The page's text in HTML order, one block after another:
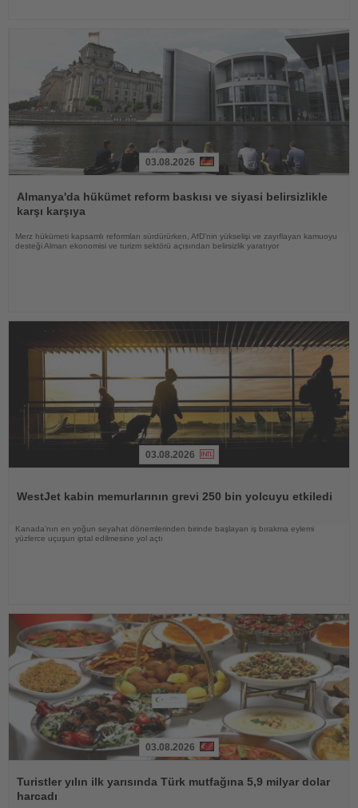
Oku
03.08.2026
Almanya'da hükümet reform baskısı ve siyasi belirsizlikle
karşı karşıya
Merz hükümeti kapsamlı reformları sürdürürken, AfD'nin yükselişi ve zayıflayan kamuoyu
desteği Alman ekonomisi ve turizm sektörü açısından belirsizlik yaratıyor
03.08.2026
WestJet kabin memurlarının grevi 250 bin yolcuyu etkiledi
Kanada'nın en yoğun seyahat dönemlerinden birinde başlayan iş bırakma eylemi
yüzlerce uçuşun iptal edilmesine yol açtı
Oku
03.08.2026
Turistler yılın ilk yarısında Türk mutfağına 5,9 milyar dolar
harcadı